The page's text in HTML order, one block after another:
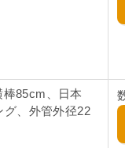
85cm、日本
グ、外管外径22